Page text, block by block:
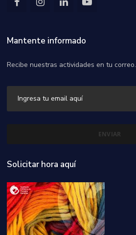
Mantente informado
Recibe nuestras actividades en tu correo.
Solicitar hora aquí